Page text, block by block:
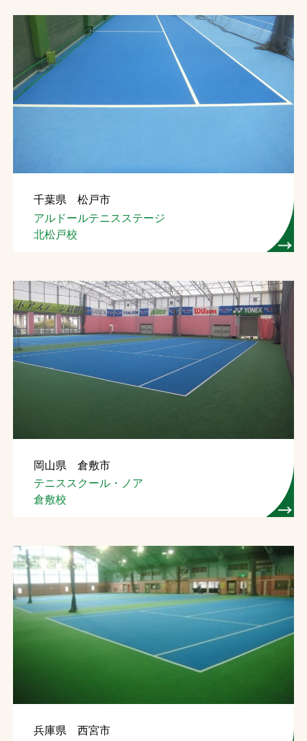
千葉県 松戸市
アルドールテニスステージ
北松戸校
岡山県 倉敷市
テニススクール・ノア
倉敷校
兵庫県 西宮市